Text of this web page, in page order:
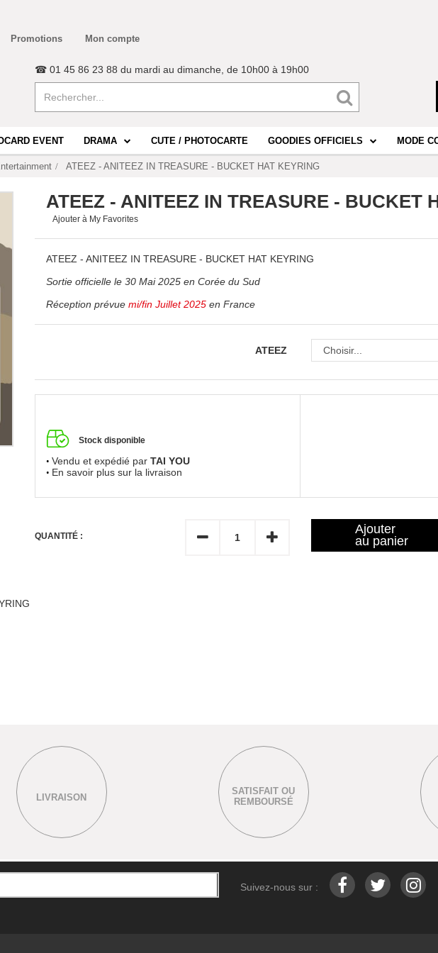
Promotions Mon compte
☎ 01 45 86 23 88 du mardi au dimanche, de 10h00 à 19h00
EVENT DRAMA CUTE / PHOTOCARTE GOODIES OFFICIELS MODE
ATEEZ - ANITEEZ IN TREASURE - BUCKET HAT KEYRING
ATEEZ - ANITEEZ IN TREASURE - BUCKET
Ajouter à My Favorites
ATEEZ - ANITEEZ IN TREASURE - BUCKET HAT KEYRING
Sortie officielle le 30 Mai 2025 en Corée du Sud
Réception prévue mi/fin Juillet 2025 en France
ATEEZ
Stock disponible
Vendu et expédié par TAI YOU
En savoir plus sur la livraison
QUANTITÉ :
Ajouter
au panier
LIVRAISON
SATISFAIT OU
REMBOURSÉ
Suivez-nous sur :